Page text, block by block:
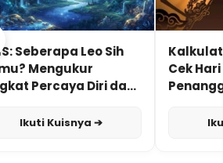
Seberapa Leo Sih
Mengukur
Percaya Diri dan
Ikuti Kuisnya ➔
Cek